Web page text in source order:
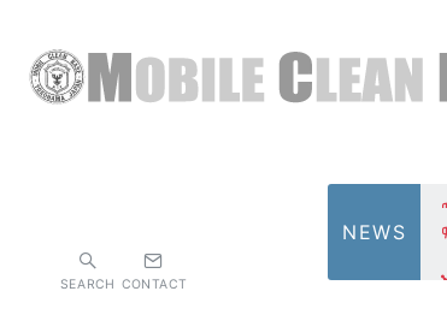
SEARCH CONTACT
NEWS